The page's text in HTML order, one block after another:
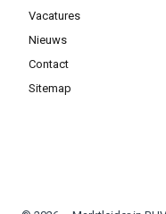
Vacatures
Nieuws
Contact
Sitemap